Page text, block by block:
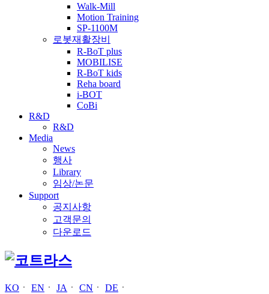
Walk-Mill
Motion Training
SP-1100M
로봇재활장비
R-BoT plus
MOBILISE
R-BoT kids
Reha board
i-BOT
CoBi
R&D
R&D
Media
News
행사
Library
임상/논문
Support
공지사항
고객문의
다운로드
KO ㆍ EN ㆍ JA ㆍ CN ㆍ DE ㆍ